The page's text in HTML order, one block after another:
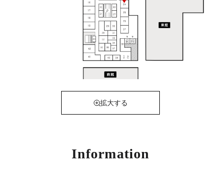
拡大する
Information